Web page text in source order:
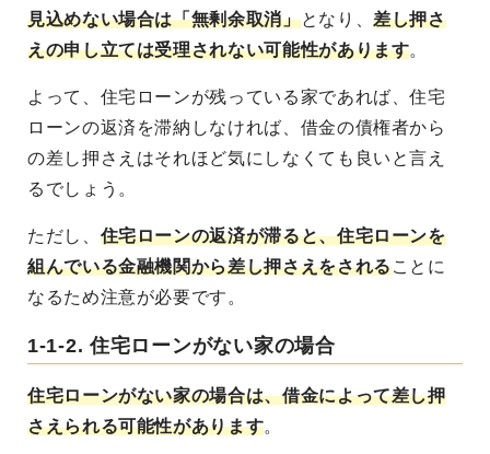
見込めない場合は「無剰余取消」となり、差し押さ
えの申し立ては受理されない可能性があります。
よって、住宅ローンが残っている家であれば、住宅
ローンの返済を滞納しなければ、借金の債権者から
の差し押さえはそれほど気にしなくても良いと言え
るでしょう。
ただし、 住宅ローンの返済が滞ると、住宅ローンを
組んでいる金融機関から差し押さえをされることに
なるため注意が必要です。
1-1-2. 住宅ローンがない家の場合
住宅ローンがない家の場合は、借金によって差し押
さえられる可能性があります。